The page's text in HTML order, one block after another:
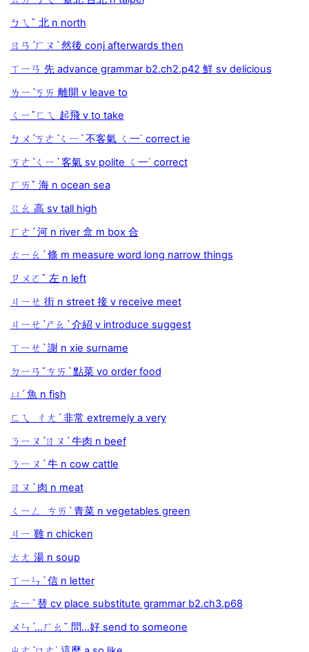
ㄅㄟˇ 北 n north
ㄖㄢˊㄏㄡˋ 然後 conj afterwards then
ㄒㄧㄢ 先 advance grammar b2.ch2.p42 鮮 sv delicious
ㄌㄧˊㄎㄞ 離開 v leave to
ㄑㄧˇㄈㄟ 起飛 v to take
ㄅㄨˊㄎㄜˋㄑㄧˋ 不客氣 ㄑ一˙ correct ie
ㄎㄜˋㄑㄧˋ 客氣 sv polite ㄑ一˙ correct
ㄏㄞˇ 海 n ocean sea
ㄍㄠ 高 sv tall high
ㄏㄜˊ 河 n river 盒 m box 合
ㄊㄧㄠˊ 條 m measure word long narrow things
ㄗㄨㄛˇ 左 n left
ㄐㄧㄝ 街 n street 接 v receive meet
ㄐㄧㄝˋㄕㄠˋ 介紹 v introduce suggest
ㄒㄧㄝˋ 謝 n xie surname
ㄉㄧㄢˇㄘㄞˋ 點菜 vo order food
ㄩˊ 魚 n fish
ㄈㄟ ㄔㄤˊ 非常 extremely a very
ㄋㄧㄡˊㄖㄡˋ 牛肉 n beef
ㄋㄧㄡˊ 牛 n cow cattle
ㄖㄡˋ 肉 n meat
ㄑㄧㄥ ㄘㄞˋ 青菜 n vegetables green
ㄐㄧ 雞 n chicken
ㄊㄤ 湯 n soup
ㄒㄧㄣˋ 信 n letter
ㄊㄧˋ 替 cv place substitute grammar b2.ch3.p68
ㄨㄣˋ…ㄏㄠˇ 問…好 send to someone